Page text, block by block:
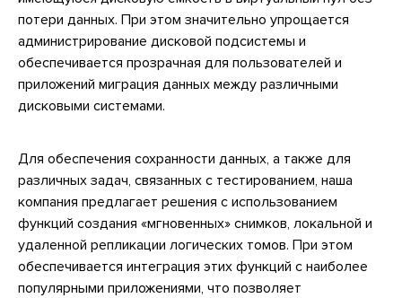
потери данных. При этом значительно упрощается
администрирование дисковой подсистемы и
обеспечивается прозрачная для пользователей и
приложений миграция данных между различными
дисковыми системами.
Для обеспечения сохранности данных, а также для
различных задач, связанных с тестированием, наша
компания предлагает решения с использованием
функций создания «мгновенных» снимков, локальной и
удаленной репликации логических томов. При этом
обеспечивается интеграция этих функций с наиболее
популярными приложениями, что позволяет